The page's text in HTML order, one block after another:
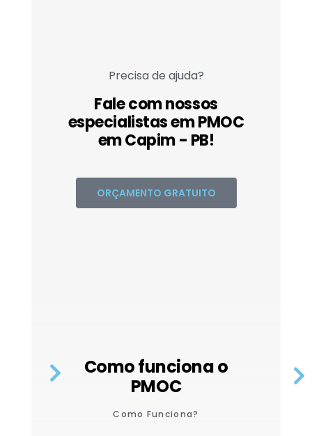
Precisa de ajuda?
Fale com nossos
especialistas em PMOC
em Capim - PB!
ORÇAMENTO GRATUITO
Como funciona o
PMOC
Como Funciona?